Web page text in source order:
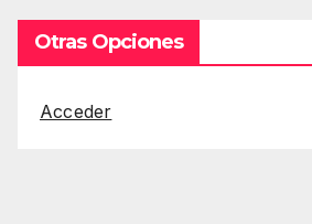
Otras Opciones
Acceder